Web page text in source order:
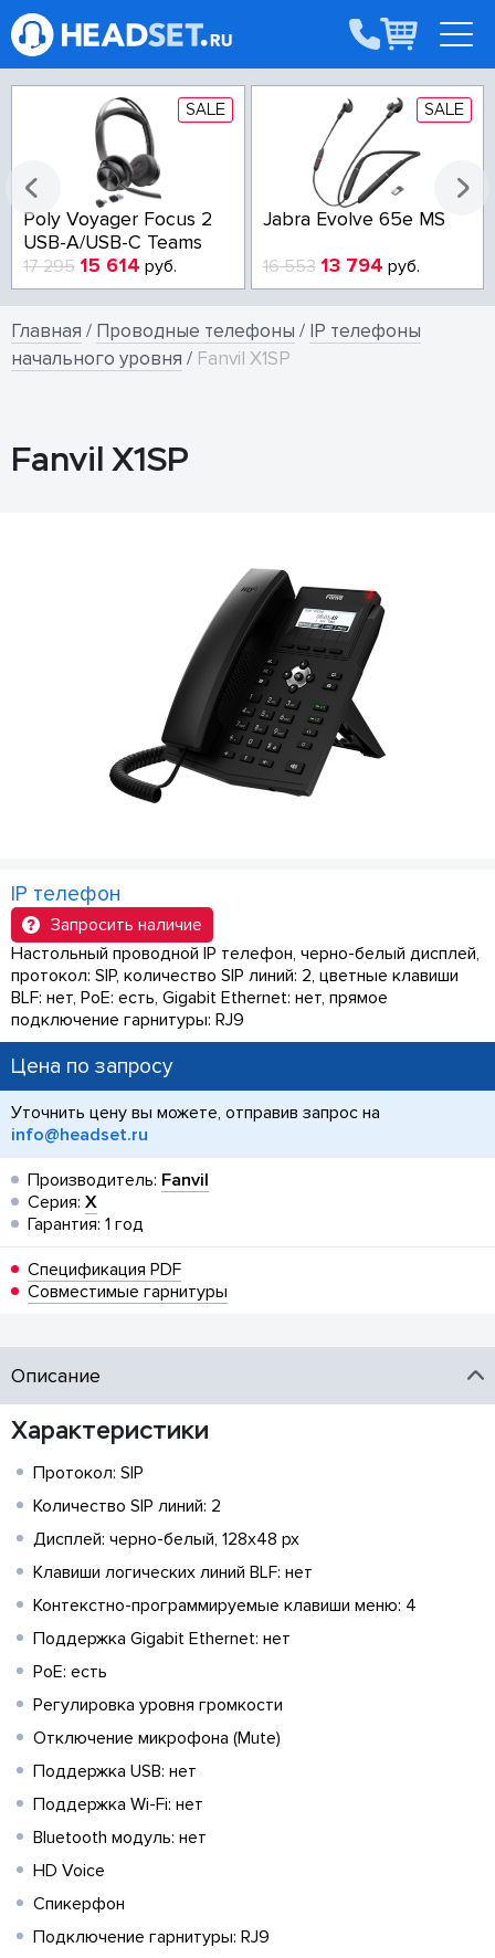
SALE
Poly Voyager Focus 2
USB-A/USB-C Teams
17 295 15 614 руб.
SALE
Jabra Evolve 65e MS
16 553 13 794 руб.
Главная / Проводные телефоны / IP телефоны
начального уровня / Fanvil X1SP
Fanvil X1SP
IP телефон
Запросить наличие
Настольный проводной IP телефон, черно-белый дисплей,
протокол: SIP, количество SIP линий: 2, цветные клавиши
BLF: нет, PoE: есть, Gigabit Ethernet: нет, прямое
подключение гарнитуры: RJ9
Цена по запросу
Уточнить цену вы можете, отправив запрос на
info@headset.ru
Производитель: Fanvil
Серия: X
Гарантия: 1 год
Спецификация PDF
Совместимые гарнитуры
Описание
Характеристики
Протокол: SIP
Количество SIP линий: 2
Дисплей: черно-белый, 128x48 px
Клавиши логических линий BLF: нет
Контекстно-программируемые клавиши меню: 4
Поддержка Gigabit Ethernet: нет
PoE: есть
Регулировка уровня громкости
Отключение микрофона (Mute)
Поддержка USB: нет
Поддержка Wi-Fi: нет
Bluetooth модуль: нет
HD Voice
Спикерфон
Подключение гарнитуры: RJ9